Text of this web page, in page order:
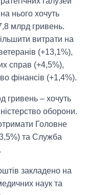
нього хочуть
млрд гривень.
витрати на
(+13,1%),
справ (+4,5%),
фінансів (+1,4%).
гривень – хочуть
оборони.
Головне
та Служба
закладено на
наук та